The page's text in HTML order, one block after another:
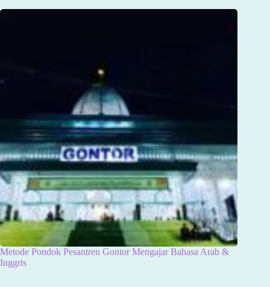
Metode Pondok Pesantren Gontor Mengajar Bahasa Arab &
Inggris